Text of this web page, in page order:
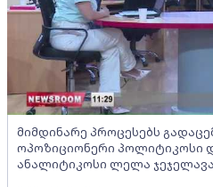
მიმდინარე პროცესებს
ოპოზიციონერი პოლიტიკოსი
ანალიტიკოსი ლელა